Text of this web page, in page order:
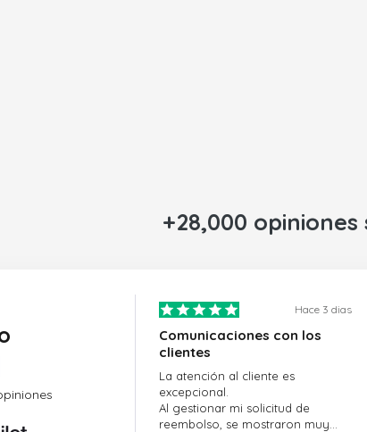
+28,000
Hace 3 dias
Comunicaciones con los
clientes
La atención al cliente es
excepcional.
Al gestionar mi solicitud de
reembolso, se mostraron muy